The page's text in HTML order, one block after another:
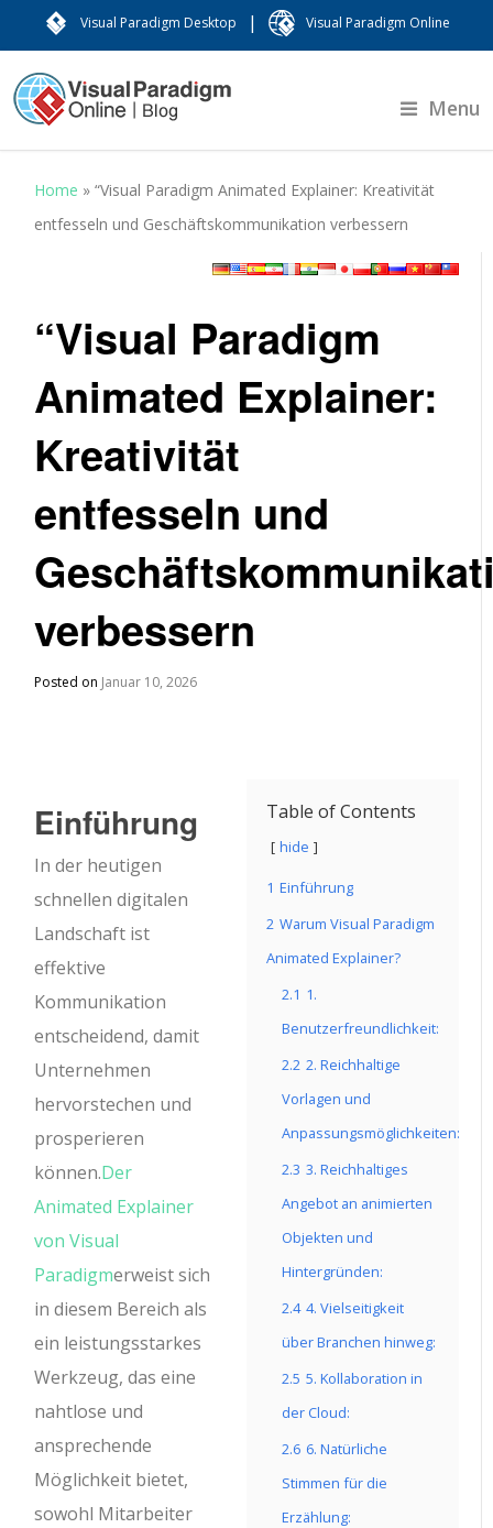
Visual Paradigm Desktop | Visual Paradigm Online
Menu
Home »“Visual Paradigm Animated Explainer: Kreativität
entfesseln und Geschäftskommunikation verbessern
“Visual Paradigm
Animated Explainer:
Kreativität
entfesseln und
verbessern
Posted on Januar 10, 2026
Table of Contents
hide
1 Einführung
2 Warum Visual Paradigm
Animated Explainer?
2.1 1.
Benutzerfreundlichkeit:
2.2 2. Reichhaltige
Vorlagen und
Anpassungsmöglichkeiten:
2.3 3. Reichhaltiges
Angebot an animierten
Objekten und
Hintergründen:
2.4 4. Vielseitigkeit
über Branchen hinweg:
2.5 5. Kollaboration in
der Cloud:
2.6 6. Natürliche
Stimmen für die
Erzählung:
Einführung
In der heutigen
schnellen digitalen
Landschaft ist
effektive
Kommunikation
entscheidend, damit
Unternehmen
hervorstechen und
prosperieren
können.Der
Animated Explainer
von Visual
Paradigmerweist sich
in diesem Bereich als
ein leistungsstarkes
Werkzeug, das eine
nahtlose und
ansprechende
Möglichkeit bietet,
sowohl Mitarbeiter